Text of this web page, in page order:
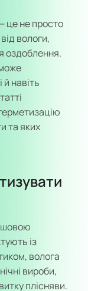
це не просто
вологи,
оздоблення.
навіть
та яких
із
волога
вироби,
плісняви.